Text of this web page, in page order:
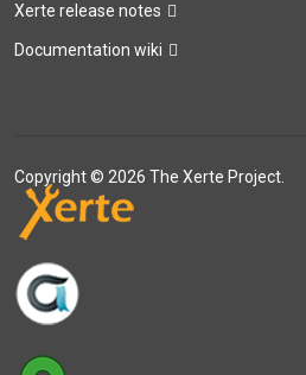
Xerte release notes
Documentation wiki
Copyright © 2026 The Xerte Project.